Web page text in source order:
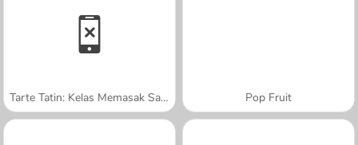
Tarte Tatin: Kelas Memasak Sara Pop Fruit